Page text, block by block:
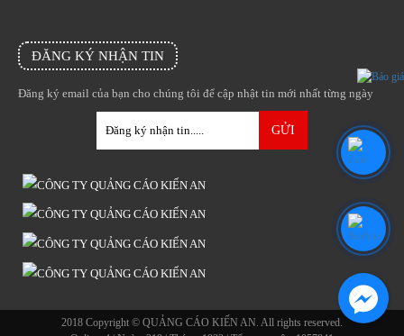
ĐĂNG KÝ NHẬN TIN
Đăng ký email của bạn cho chúng tôi để cập nhật tin mới nhất từng ngày
2018 Copyright © QUẢNG CÁO KIẾN AN. All rights reserved.